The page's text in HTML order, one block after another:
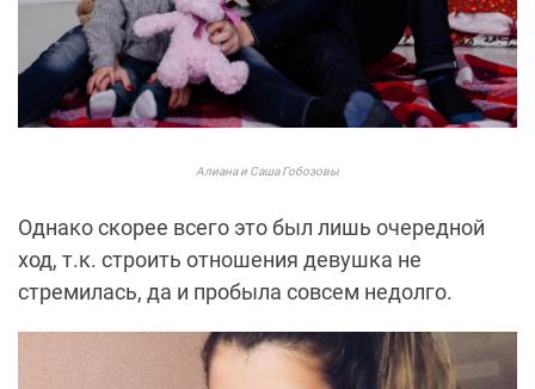
Алиана и Саша Гобозовы
Однако скорее всего это был лишь очередной
ход, т.к. строить отношения девушка не
стремилась, да и пробыла совсем недолго.